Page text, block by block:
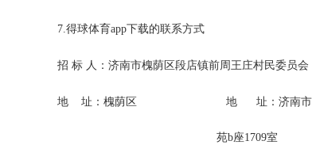
7.得球体育app下载的联系方式
招 标 人：济南市槐荫区段店镇前周王庄村民委员
地 址：槐荫区 地 址：济南市民生
苑b座1709室